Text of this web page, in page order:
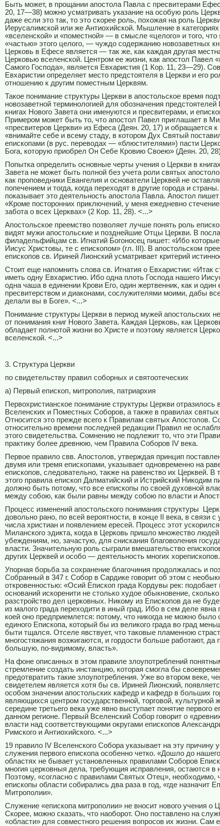
Быть может, в прощании апостола Павла с пресвитерами
20, 17—38) можно усматривать указание на особую роль
даже если это так, то это скорее роль, похожая на роль
Иерусалимской или же Антиохийской. Мышление в
«вселенской» и «поместной» — в смысле «целого» и того, что
«частью» этого целого, — чуждо содержанию новозаветных
Церковь в Ефесе является — так же, как каждая другая
Церковью вселенской. Центром ее жизни, как апостол Павел
Самого Господа», является Евхаристия (1 Кор. 11, 23—29).
Евхаристии определяет место предстоятеля в Церкви и его
отношению к другим поместным Церквям.
Такое понимание структуры Церкви в апостольское время
новозаветной терминологией для обозначения
книгах Нового Завета они именуются и пресвитерами, и
Примером может быть то, что апостол Павел приглашает в
«пресвитеров Церкви» из Ефеса (Деян. 20, 17) и обращается к
«внимайте себе и всему стаду, в котором Дух Святый
епископами (в рус. переводах — «блюстителями») пасти
Бога, которую приобрел Он Себе Кровию Своею» (Деян. 20,
Попытка определить основные черты учения о Церкви в
Завета не может быть полной без учета роли святых
как проповедники Евангелия и основатели Церквей не
попечением и тогда, когда переходят в другие города и
показывает это деятельность апостола Павла. Апостол
«Кроме посторонних приключений, у меня ежедневно
забота о всех Церквах» (2 Кор. 11, 28). <...>
Апостольское преемство позволяет лучше понять роль
видят мужи апостольские и позднейшие Отцы Церкви. В
филадельфийцам св. Игнатий Богоносец пишет: «Ибо
Иисус Христовы, те с епископом» (гл. III). В апостольском
епископов св. Ириней Лионский усматривает критерий
Стоит еще напомнить слова св. Игнатия о Евхаристии: «Итак
иметь одну Евхаристию. Ибо одна плоть Господа нашего
одна чаша в единении Крови Его, один жертвенник, как и один
пресвитерством и диаконами, сослужителями моими, дабы
делали вы в Боге». <...>
Понимание структуры Церкви в период мужей апостольских
от понимания книг Нового Завета. Каждая Церковь, как
обладает полнотой жизни во Христе и поэтому является
вселенской. <...>
3. Структура Церкви
по свидетельству правил соборных и святоотеческих
a) Первый епископ, митрополия, патриархия
Первохристианское понимание структуры Церкви отразилось
Вселенских и Поместных Соборов, а также в правилах
Относится это прежде всего к Правилам святых Апостолов.
относительно времени последней редакции Правил не
этого свидетельства. Сомнению не подлежит то, что эти
практику более древнюю, чем Правила Соборов IV века.
Первое правило свв. Апостолов, утверждая принцип
двумя или тремя епископами, указывает одновременно на
епископов, следовательно, также на равенство их Церквей. В
этого правила епископ Далматийский и Истрийский Никодим
должно быть потому, что все епископы по своей духовной
между собою, как были равны между собою по власти и
Процесс изменений апостольского понимания структуры
довольно рано, по всей вероятности, в конце II века, в связи с
числа христиан и появлением ересей. Процесс этот
Миланского эдикта, когда в Церковь пришло множество
убеждениям, но, зачастую, для снискания благоволения
власти. Значительную роль сыграли вмешательство
других Церквей и особо — деятельность многих
Упорная борьба за сохранение благочиния продолжалась и
Собранный в 347 г. Собор в Сардике говорит об этом с
откровенностью: «Осий Епископ града Кордувы рек:
оснований искоренити не столько худое обыкновение,
разстройство дел церковных. Никому из Епископов да не
из малого града переходити в иный град. Ибо в сем деле явна
коей оно предприемлется: потому, что никогда не можно было
единого Епископа, который бы из великого града во град
быти тщался. Отселе явствует, что таковые пламенною
многостяжания возжигаются, и гордости больше работают, да
большую, по-видимому, власть».
На фоне описанных в этом правиле злоупотреблений
стремление создать инстанцию, которая смогла бы
предотвратить такие злоупотребления. Уже во втором веке,
свидетелем является хотя бы св. Ириней Лионский,
особом значении апостольских кафедр и кафедр в больших
являющихся центром государственной, торговой, культурной
середине третьего века уже явно выступает понятие первого
данном регионе. Первый Вселенский Собор говорит о
власти над соответствующими округами епископов
Римского и Антиохийского. <...>
19 правило IV Вселенского Собора указывает на эту причину
служения первого епископа особенно четко. «Дошло до
областях не бывает установленных правилами Соборов
многия церковныя дела, требующия исправления, остаются в
Поэтому, «согласно с правилами Святых Отец», необходимо,
епископы области собирались два раза в год, «где назначит
Митрополии».
Служение «епископа митрополии» не вносит нового учения о
Скорее, можно сказать, что наоборот. Оно поставлено на
«области» для совместного решения вопросов их жизни. Сам